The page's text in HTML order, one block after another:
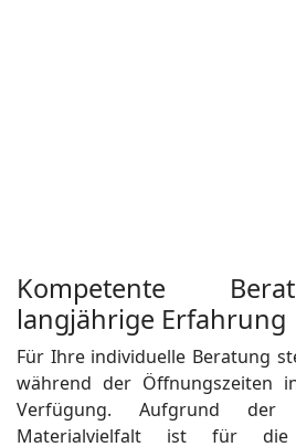
Kompetente
langjährige Erfahrung
Für Ihre individuelle Beratung
während der Öffnungszeiten
Verfügung. Aufgrund der
Materialvielfalt ist für die